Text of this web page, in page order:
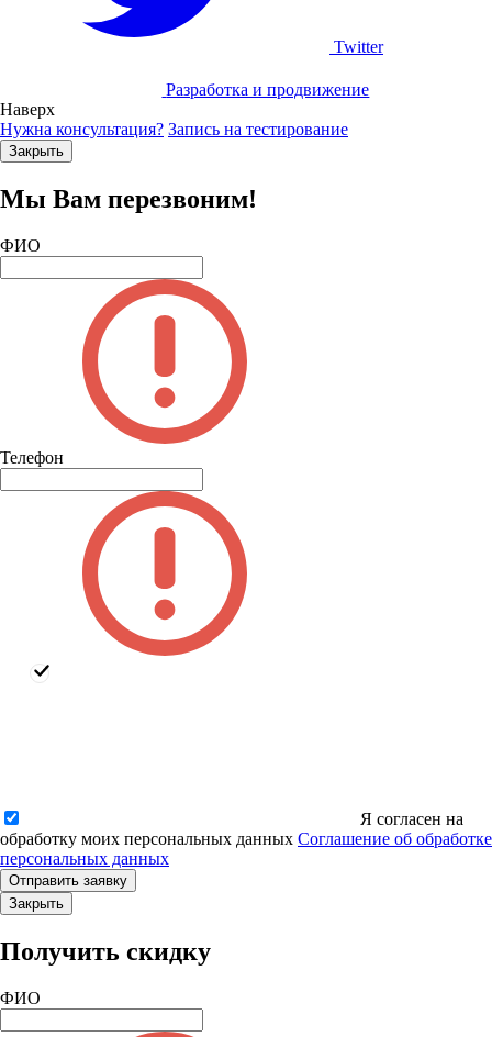
Twitter
Разработка и продвижение
Наверх
Нужна консультация? Запись на тестирование
Закрыть
Мы Вам перезвоним!
ФИО
Телефон
Я согласен на
обработку моих персональных данных Соглашение об обработке
персональных данных
Закрыть
Получить скидку
ФИО